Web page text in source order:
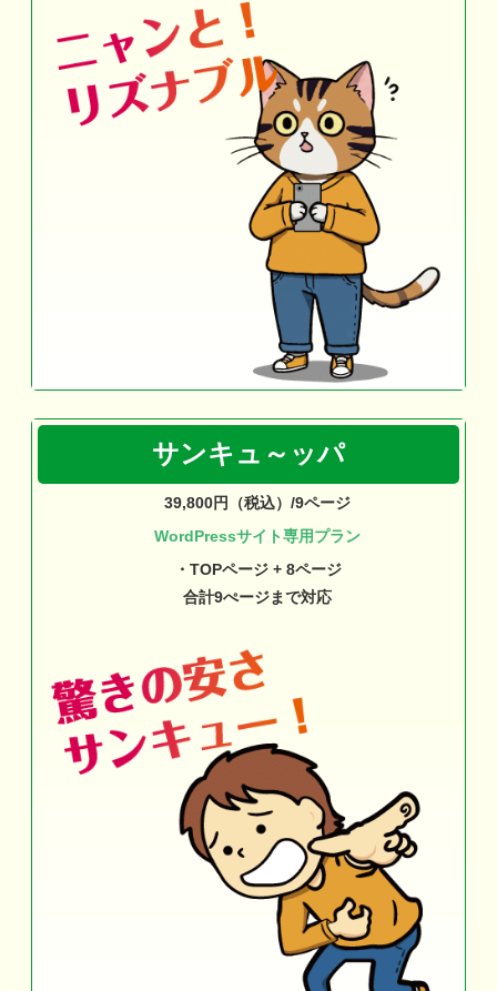
サンキュ～ッパ
39,800円（税込）/9ページ
WordPressサイト専用プラン
・TOPページ + 8ページ
合計9ぺージまで対応